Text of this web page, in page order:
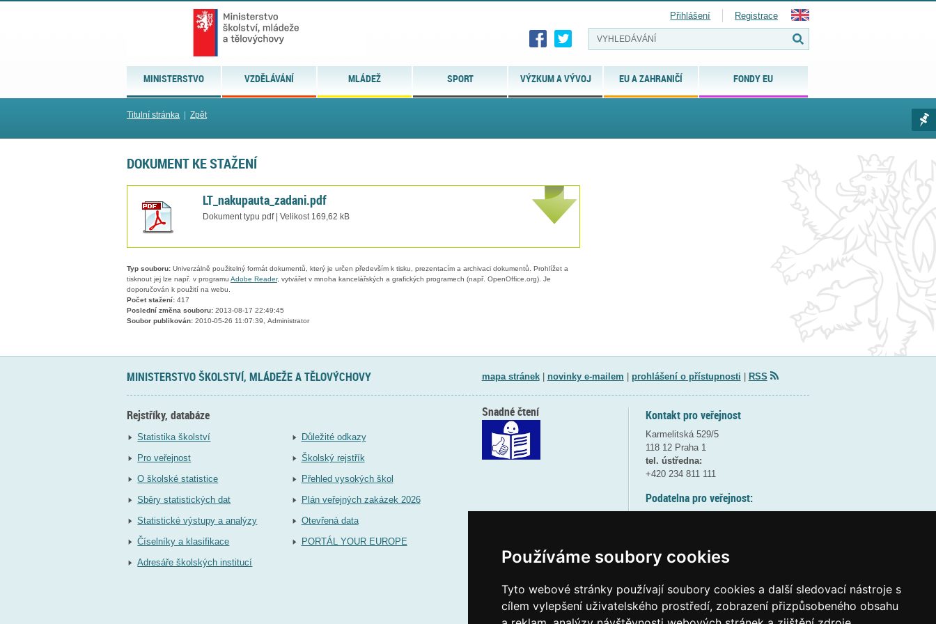
Používáme soubory cookies
Tyto webové stránky používají soubory cookies a další sledovací nástroje s
cílem vylepšení uživatelského prostředí, zobrazení přizpůsobeného obsahu
MINISTERSTVO VZDĚLÁVÁNÍ MLÁDEŽ SPORT VÝZKUM A VÝVOJ EU A ZAHRANIČÍ FONDY EU
Přihlášení Registrace
Titulní stránka Zpět
DOKUMENT KE STAŽENÍ
LT_nakupauta_zadani.pdf
Dokument typu pdf | Velikost 169,62 kB
Typ souboru: Univerzálně použitelný formát dokumentů, který je určen především k tisku, prezentacím a archivaci dokumentů. Prohlížet a
tisknout jej lze např. v programu Adobe Reader, vytvářet v mnoha kancelářských a grafických programech (např. OpenOffice.org). Je
doporučován k použití na webu.
Počet stažení: 417
Poslední změna souboru: 2013-08-17 22:49:45
Soubor publikován: 2010-05-26 11:07:39, Administrator
MINISTERSTVO ŠKOLSTVÍ, MLÁDEŽE A TĚLOVÝCHOVY mapa stránek| novinky e-mailem prohlášení o přístupnosti RSS
Rejstříky, databáze
Statistika školství
Pro veřejnost
O školské statistice
Sběry statistických dat
Statistické výstupy a analýzy
Číselníky a klasifikace
Adresáře školských institucí
Důležité odkazy
Školský rejstřík
Přehled vysokých škol
Plán veřejných zakázek 2026
Otevřená data
PORTÁL YOUR EUROPE
Kontakt pro veřejnost
Karmelitská 529/5
118 12 Praha 1
tel. ústředna:
+420 234 811 111
Podatelna pro veřejnost:
(více informací
Elektronická podatelna:
Snadné čtení